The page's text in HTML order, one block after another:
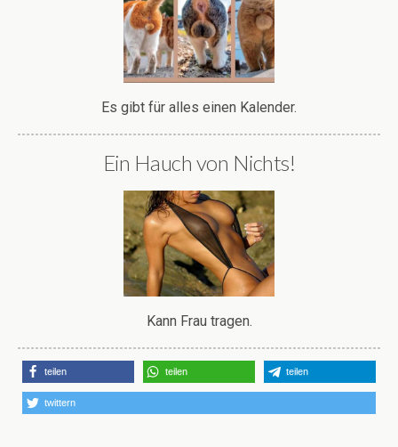
Es gibt für alles einen Kalender.
Ein Hauch von Nichts!
Kann Frau tragen.
teilen teilen teilen
twittern